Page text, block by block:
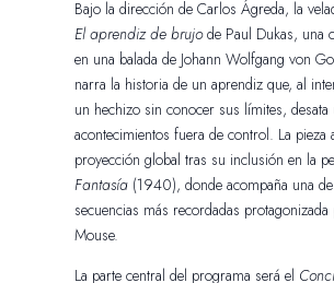
Bajo la dirección de Carlos Ágreda, la
El aprendiz de brujode Paul Dukas, una
en una balada de Johann Wolfgang von
narra la historia de un aprendiz que, al
un hechizo sin conocer sus límites, desata
acontecimientos fuera de control. La pieza
proyección global tras su inclusión en la
Fantasía (1940), donde acompaña una
secuencias más recordadas
Mouse.
La parte central del programa será el